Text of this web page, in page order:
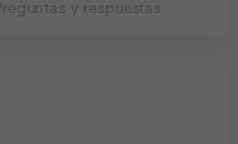
y respuestas